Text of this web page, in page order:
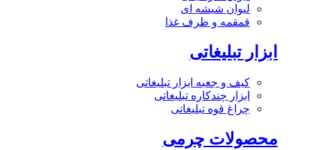
لیوان شیشه ای
قمقمه و ظرف غذا
ابزار تبلیغاتی
کیف و جعبه ابزار تبلیغاتی
ابزار چندکاره تبلیغاتی
چراغ قوه تبلیغاتی
محصولات چرمی